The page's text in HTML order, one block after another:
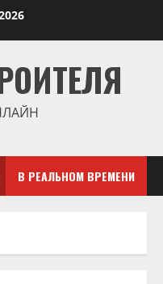
В РЕАЛЬНОМ ВРЕМЕНИ